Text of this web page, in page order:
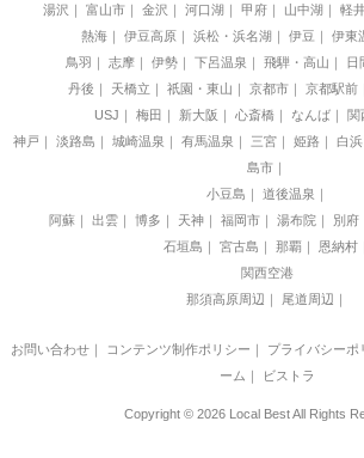
湯沢
富山市 金沢 河口湖 甲府 山中湖 軽
熱海
伊豆高原 浜松・浜名湖 伊豆 伊東
鳥羽
志摩 伊勢 下呂温泉 飛騨・高山 日
丹後
天橋立 祇園・東山 京都市 京都駅前
USJ
梅田 新大阪 心斎橋 なんば
関
神戸
淡路島 城崎温泉 有馬温泉 三宮 姫路 白浜
島市
小豆島
道後温泉
阿蘇
出雲 博多 天神 福岡市 湯布院 別府
石垣島
宮古島 那覇
恩納村
関西空港
那須高原周辺
尾道周辺
お問い合わせ｜ コンテンツ制作ポリシー ｜ プライバシーポ
ーム ｜ ビストラ
Copyright © 2026 Local Best All Rights